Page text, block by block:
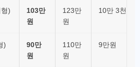
)
103만
원
123만
원
10만 3천원
)
90만
원
110만
원
9만원